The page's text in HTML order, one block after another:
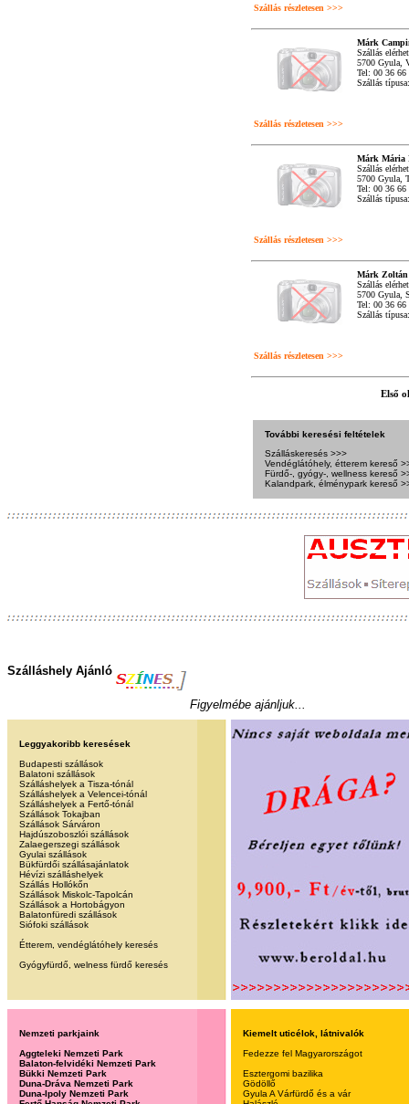
Szállás részletesen >>>
Márk
Szállás
5700 Gyula,
Tel: 00 36 66
Szállás
Szállás részletesen >>>
Márk Mária
Szállás
5700 Gyula,
Tel: 00 36 66
Szállás
Szállás részletesen >>>
Márk Zoltán
Szállás
5700 Gyula,
Tel: 00 36 66
Szállás
Szállás részletesen >>>
Első
További keresési feltételek
Szálláskeresés >>>
Vendéglátóhely, étterem kereső
Fürdő-, gyógy-, wellness kereső
Kalandpark, élménypark kereső
Szálláshely Ajánló
Figyelmébe ajánljuk...
Leggyakoribb keresések
Budapesti szállások
Balatoni szállások
Szálláshelyek a Tisza-tónál
Szálláshelyek a Velencei-tónál
Szálláshelyek a Fertő-tónál
Szállások Tokajban
Szállások Sárváron
Hajdúszoboszlói szállások
Zalaegerszegi szállások
Gyulai szállások
Bükfürdői szállásajánlatok
Hévízi szálláshelyek
Szállás Hollókőn
Szállások Miskolc-Tapolcán
Szállások a Hortobágyon
Balatonfüredi szállások
Siófoki szállások
Étterem, vendéglátóhely keresés
Gyógyfürdő, welness fürdő keresés
Nemzeti parkjaink
Aggteleki Nemzeti Park
Balaton-felvidéki Nemzeti Park
Bükki Nemzeti Park
Duna-Dráva Nemzeti Park
Duna-Ipoly Nemzeti Park
Kiemelt uticélok, látnivalók
Fedezze fel Magyarországot
Esztergomi bazilika
Gödöllő
Gyula A Várfürdő és a vár